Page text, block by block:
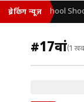
ब्रेकिंग न्यूज़
Thailand School
#17वां(1